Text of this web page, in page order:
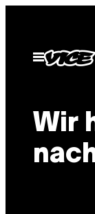
contentOpen
Menu
Wir